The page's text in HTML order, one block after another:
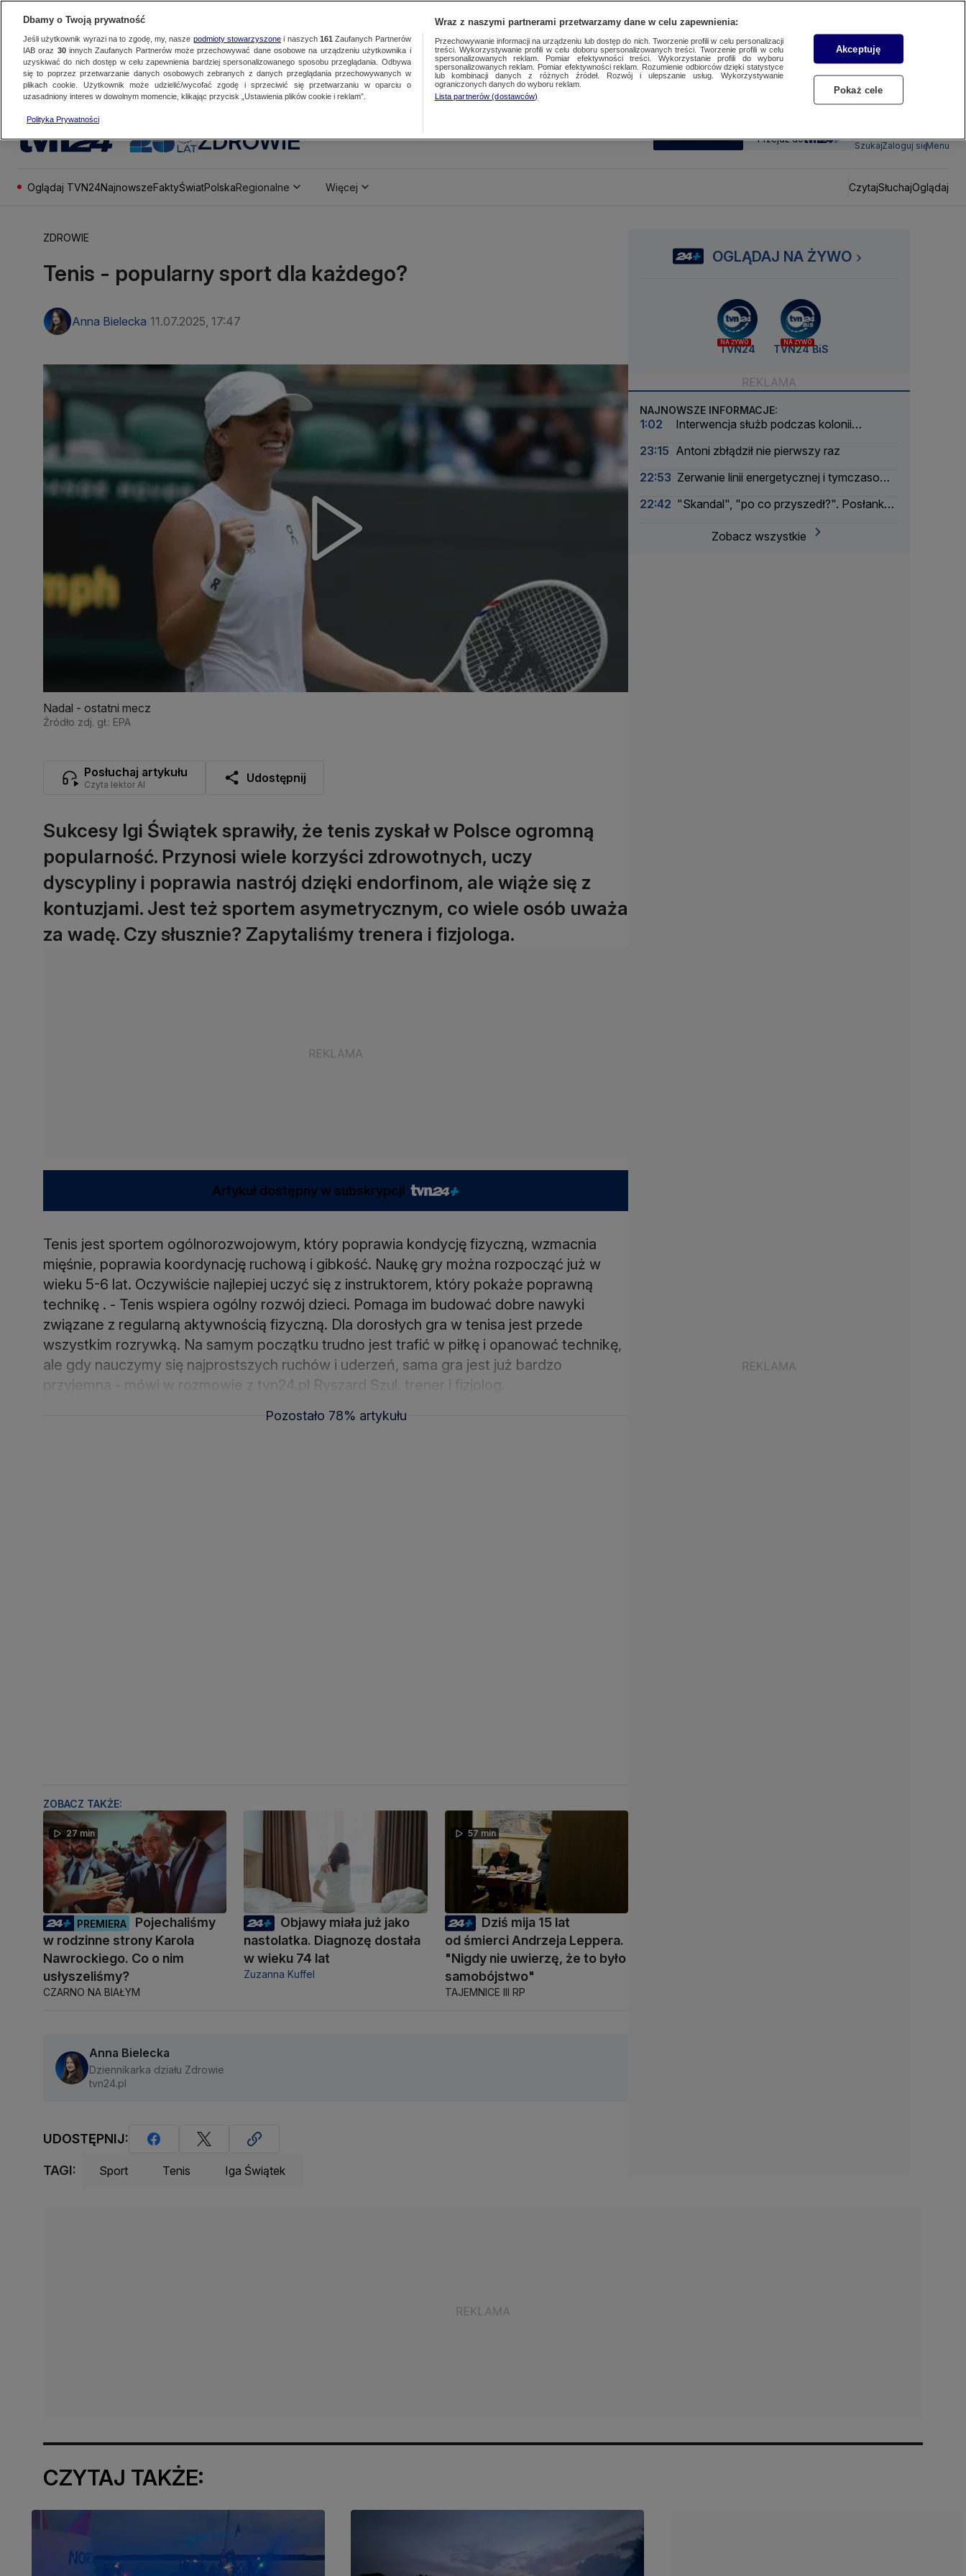
ZDROWIE SUBSKRYBUJ Przejdź do
SzukajZaloguj sięMenu
Oglądaj TVN24NajnowszeFaktyŚwiatPolskaRegionalne Więcej CzytajSłuchajOglądaj
ZDROWIE
Tenis - popularny sport dla każdego?
Anna Bielecka 11.07.2025, 17:47
Nadal - ostatni mecz
Źródło zdj. gł.: EPA
Posłuchaj artykułu
Czyta lektor AI Udostępnij
Sukcesy Igi Świątek sprawiły, że tenis zyskał w Polsce ogromną
popularność. Przynosi wiele korzyści zdrowotnych, uczy
dyscypliny i poprawia nastrój dzięki endorfinom, ale wiąże się z
kontuzjami. Jest też sportem asymetrycznym, co wiele osób uważa
za wadę. Czy słusznie? Zapytaliśmy trenera i fizjologa.
Artykuł dostępny w subskrypcji
Tenis jest sportem ogólnorozwojowym, który poprawia kondycję fizyczną, wzmacnia
mięśnie, poprawia koordynację ruchową i gibkość. Naukę gry można rozpocząć już w
wieku 5-6 lat. Oczywiście najlepiej uczyć się z instruktorem, który pokaże poprawną
technikę . - Tenis wspiera ogólny rozwój dzieci. Pomaga im budować dobre nawyki
związane z regularną aktywnością fizyczną. Dla dorosłych gra w tenisa jest przede
wszystkim rozrywką. Na samym początku trudno jest trafić w piłkę i opanować technikę,
ale gdy nauczymy się najprostszych ruchów i uderzeń, sama gra jest już bardzo
przyjemna - mówi w rozmowie z tvn24.pl Ryszard Szul, trener i fizjolog.
Pozostało 78% artykułu
ZOBACZ TAKŻE:
27 min
PREMIERA
Pojechaliśmy
w rodzinne strony Karola
Nawrockiego. Co o nim
usłyszeliśmy?
CZARNO NA BIAŁYM
Objawy miała już jako
nastolatka. Diagnozę dostała
w wieku 74 lat
Zuzanna Kuffel
57 min
Dziś mija 15 lat
od śmierci Andrzeja Leppera.
"Nigdy nie uwierzę, że to było
samobójstwo"
TAJEMNICE III RP
Anna Bielecka
Dziennikarka działu Zdrowie
tvn24.pl
UDOSTĘPNIJ:
TAGI: Sport Tenis Iga Świątek
OGLĄDAJ NA ŻYWO
NA ŻYWO
TVN24
NA ŻYWO
TVN24 BiS
NAJNOWSZE INFORMACJE:
1:02
Interwencja służb podczas kolonii
23:15 Antoni zbłądził nie pierwszy raz
22:53 Zerwanie linii energetycznej i tymczasowa
Wojskowa
22:42 "Skandal", "po co przyszedł?". Posłanka
Zobacz wszystkie
CZYTAJ TAKŻE:
Dbamy o Twoją prywatność
Jeśli użytkownik wyrazi na to zgodę, my, nasze podmioty stowarzyszonei naszych 161 Zaufanych Partnerów
IAB oraz 30innych Zaufanych Partnerów może przechowywać dane osobowe na urządzeniu użytkownika i
uzyskiwać do nich dostęp w celu zapewnienia bardziej spersonalizowanego sposobu przeglądania. Odbywa
się to poprzez przetwarzanie danych osobowych zebranych z danych przeglądania przechowywanych w
plikach cookie. Użytkownik może udzielić/wycofać zgodę i sprzeciwić się przetwarzaniu w oparciu o
uzasadniony interes w dowolnym momencie, klikając przycisk „Ustawienia plików cookie i reklam”.
Polityka Prywatności
Wraz z naszymi partnerami przetwarzamy dane w celu zapewnienia:
Przechowywanie informacji na urządzeniu lub dostęp do nich. Tworzenie profili w celu personalizacji
treści. Wykorzystywanie profili w celu doboru spersonalizowanych treści. Tworzenie profili w celu
spersonalizowanych reklam. Pomiar efektywności treści. Wykorzystanie profili do wyboru
spersonalizowanych reklam. Pomiar efektywności reklam. Rozumienie odbiorców dzięki statystyce
lub kombinacji danych z różnych źródeł. Rozwój i ulepszanie usług. Wykorzystywanie
ograniczonych danych do wyboru reklam.
Lista partnerów (dostawców)
Akceptuję
Pokaż cele